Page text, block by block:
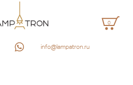
0
info@lampatron.ru